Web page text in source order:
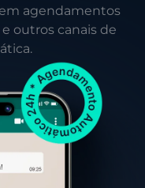
agendamentos
outros canais de